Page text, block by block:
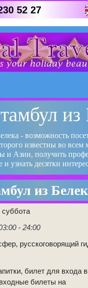
52 27
из
- возможность
известны во всем
и Азии, получить
и узнать десятки
из
суббота
- 24:00
русскоговорящий
билет для входа
билеты на